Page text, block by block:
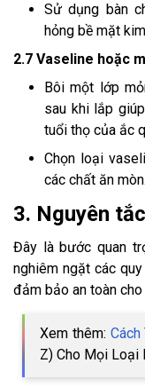
Sử dụng bàn
hỏng bề mặt
2.7 Vaseline hoặc
Bôi một lớp
sau khi lắp
tuổi thọ của ắc
Chọn loại
các chất ăn mòn.
3. Nguyên
Đây là bước quan
nghiêm ngặt các
đảm bảo an toàn cho
Xem thêm: Cách
Z) Cho Mọi Loại